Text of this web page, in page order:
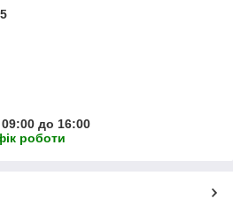
до 16:00
роботи